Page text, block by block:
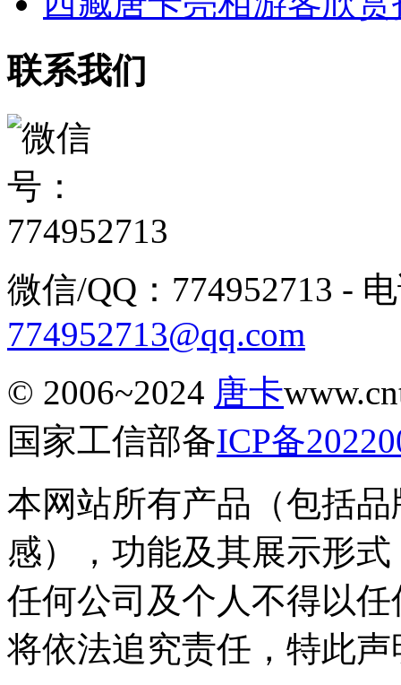
联系我们
微信/QQ：774952713 -
774952713@qq.com
© 2006~2024 唐卡
国家工信部备ICP备
本网站所有产品（包括
感），功能及其展示形
任何公司及个人不得以
将依法追究责任，特此声